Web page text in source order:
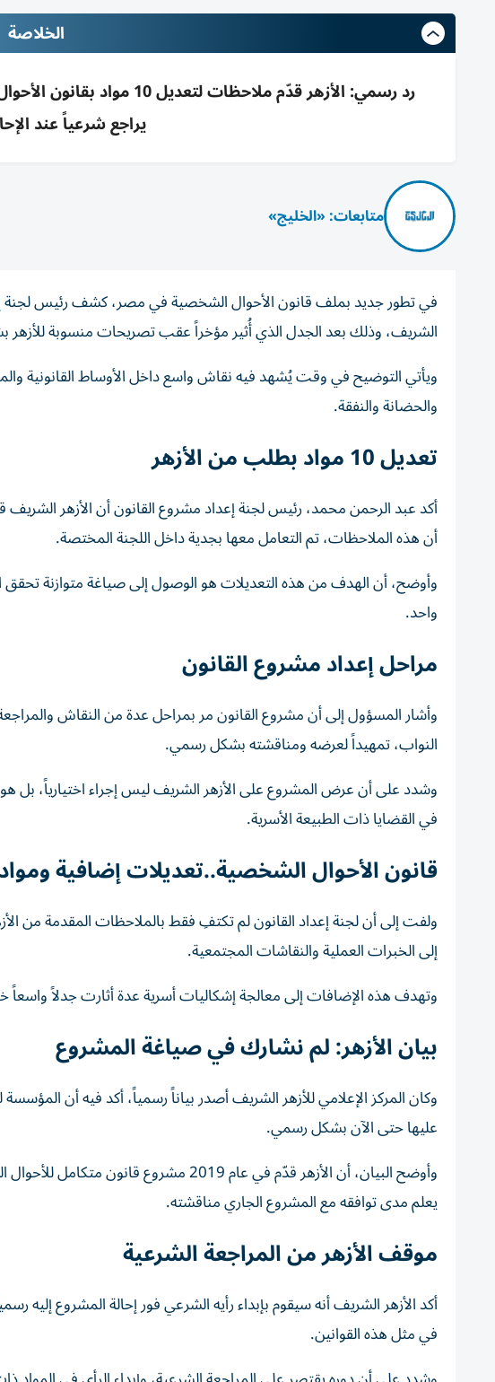
الخلاصة
رد رسمي: الأزهر قدّم
يراجع شرعياً عند
متابعات: «الخليج»
في تطور جديد بملف قانون الأحوال الشخصية في مصر، كشف رئيس لجنة
الشريف، وذلك بعد الجدل الذي أُثير مؤخراً عقب تصريحات منسوبة للأزهر
ويأتي التوضيح في وقت يُشهد فيه نقاش واسع داخل الأوساط القانونية
والحضانة والنفقة.
تعديل 10 مواد بطلب من الأزهر
أن هذه الملاحظات، تم التعامل معها بجدية داخل اللجنة المختصة.
وأوضح، أن الهدف من هذه التعديلات هو الوصول إلى صياغة متوازنة تحقق
واحد.
مراحل إعداد مشروع القانون
وأشار المسؤول إلى أن مشروع القانون مر بمراحل عدة من النقاش
النواب، تمهيداً لعرضه ومناقشته بشكل رسمي.
وشدد على أن عرض المشروع على الأزهر الشريف ليس إجراء اختيارياً، بل
في القضايا ذات الطبيعة الأسرية.
قانون الأحوال الشخصية..تعديلات إضافية
ولفت إلى أن لجنة إعداد القانون لم تكتفِ فقط بالملاحظات المقدمة من
إلى الخبرات العملية والنقاشات المجتمعية.
وتهدف هذه الإضافات إلى معالجة إشكاليات أسرية عدة أثارت جدلاً واسعاً
بيان الأزهر: لم نشارك في صياغة المشروع
وكان المركز الإعلامي للأزهر الشريف أصدر بياناً رسمياً، أكد فيه أن
عليها حتى الآن بشكل رسمي.
وأوضح البيان، أن الأزهر قدّم في عام 2019
يعلم مدى توافقه مع المشروع الجاري مناقشته.
موقف الأزهر من المراجعة الشرعية
أكد الأزهر الشريف أنه سيقوم بإبداء رأيه الشرعي فور إحالة المشروع إليه
في مثل هذه القوانين.